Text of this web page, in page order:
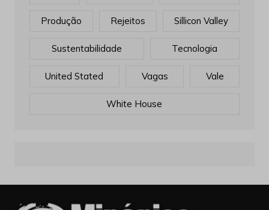
Produção Rejeitos Sillicon Valley
Sustentabilidade Tecnologia
United Stated Vagas Vale
White House